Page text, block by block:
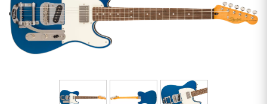
Home-Studio
Headphone